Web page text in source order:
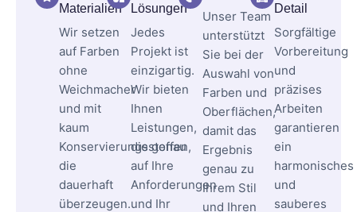
Materialien
Wir setzen
auf Farben
ohne
Weichmacher
und mit
kaum
Konservierungsstoffen,
die
dauerhaft
überzeugen.
Lösungen
Jedes
Projekt ist
einzigartig.
Wir bieten
Ihnen
Leistungen,
die genau
auf Ihre
Anforderungen
und Ihr
Unser Team
unterstützt
Sie bei der
Auswahl von
Farben und
Oberflächen,
damit das
Ergebnis
genau zu
Ihrem Stil
und Ihren
Detail
Sorgfältige
Vorbereitung
und
präzises
Arbeiten
garantieren
ein
harmonisches
und
sauberes